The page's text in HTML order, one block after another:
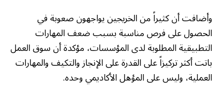
وأضافت أن كثيراً من الخريجين يواجهون صعوبة في
الحصول على فرص مناسبة بسبب ضعف المهارات
التطبيقية المطلوبة لدى المؤسسات، مؤكدة أن سوق العمل
باتت أكثر تركيزاً على القدرة على الإنجاز والتكيف والمهارات
العملية، وليس على المؤهل الأكاديمي وحده.